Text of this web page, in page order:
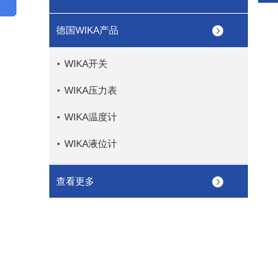
德国WIKA产品
WIKA开关
WIKA压力表
WIKA温度计
WIKA液位计
查看更多